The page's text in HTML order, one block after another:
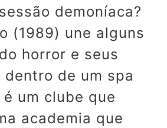
demoníaca?
(1989) une alguns
horror e seus
de um spa
um clube que
academia que